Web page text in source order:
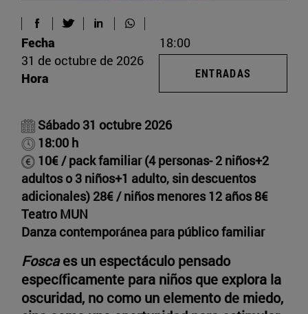
Sábado 31 octubre 2026
18:00 h
10€ / pack familiar (4 personas- 2 niños+2
adultos o 3 niños+1 adulto, sin descuentos
adicionales) 28€ / niños menores 12 años 8€
Teatro MUN
Danza contemporánea para público familiar
Foscaes un espectáculo pensado
específicamente para niños que explora la
oscuridad, no como un elemento de miedo,
Fecha
31 de octubre de 2026
Hora
18:00
ENTRADAS